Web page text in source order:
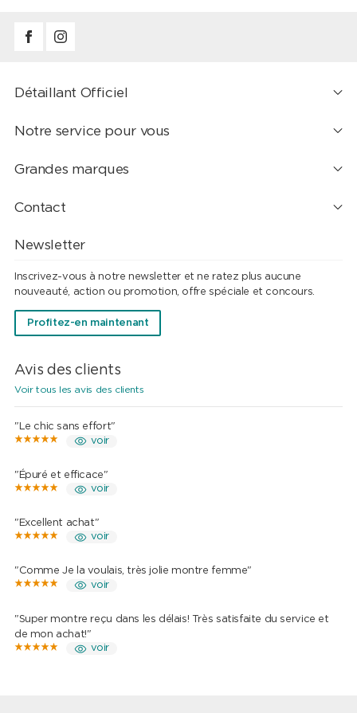
Détaillant Officiel
Notre service pour vous
Grandes marques
Contact
Newsletter
Inscrivez-vous à notre newsletter et ne ratez plus aucune
nouveauté, action ou promotion, offre spéciale et concours.
Profitez-en maintenant
Avis des clients
Voir tous les avis des clients
"Le chic sans effort"
voir
"Épuré et efficace"
voir
"Excellent achat"
voir
"Comme Je la voulais, très jolie montre femme"
voir
"Super montre reçu dans les délais! Très satisfaite du service et
de mon achat!"
voir